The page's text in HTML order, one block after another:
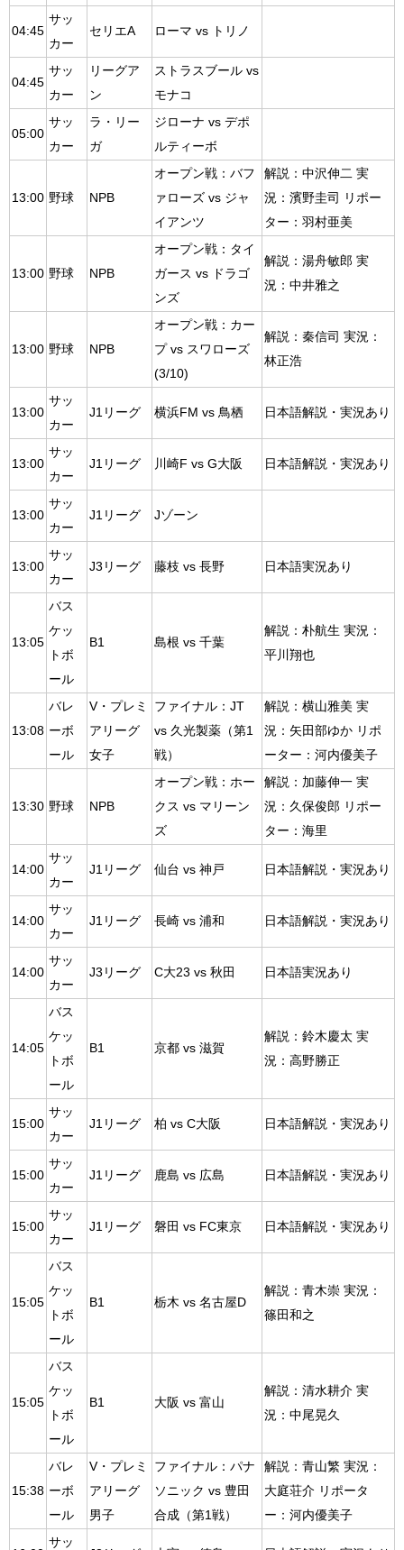
04:45
サッ
カー
セリエA ローマ vs トリノ
04:45
サッ
カー
リーグア
ン
ストラスブール vs
モナコ
05:00
サッ
カー
ラ・リー
ガ
ジローナ vs デポ
ルティーボ
13:00 野球 NPB
オープン戦：バフ
ァローズ vs ジャ
イアンツ
解説：中沢伸二 実
況：濱野圭司 リポー
ター：羽村亜美
13:00 野球 NPB
オープン戦：タイ
ガース vs ドラゴ
ンズ
解説：湯舟敏郎 実
況：中井雅之
13:00 野球 NPB
オープン戦：カー
プ vs スワローズ
(3/10)
解説：秦信司 実況：
林正浩
13:00
サッ
カー
J1リーグ 横浜FM vs 鳥栖 日本語解説・実況あり
13:00
サッ
カー
J1リーグ 川崎F vs G大阪 日本語解説・実況あり
13:00
サッ
カー
J1リーグ Jゾーン
13:00
サッ
カー
J3リーグ 藤枝 vs 長野 日本語実況あり
13:05
バス
ケッ
トボ
ール
B1 島根 vs 千葉
解説：朴航生 実況：
平川翔也
13:08
バレ
ーボ
ール
V・プレミ
アリーグ
女子
ファイナル：JT
vs 久光製薬（第1
戦）
解説：横山雅美 実
況：矢田部ゆか リポ
ーター：河内優美子
13:30 野球 NPB
オープン戦：ホー
クス vs マリーン
ズ
解説：加藤伸一 実
況：久保俊郎 リポー
ター：海里
14:00
サッ
カー
J1リーグ 仙台 vs 神戸 日本語解説・実況あり
14:00
サッ
カー
J1リーグ 長崎 vs 浦和 日本語解説・実況あり
14:00
サッ
カー
J3リーグ C大23 vs 秋田 日本語実況あり
14:05
バス
ケッ
トボ
ール
B1 京都 vs 滋賀
解説：鈴木慶太 実
況：高野勝正
15:00
サッ
カー
J1リーグ 柏 vs C大阪 日本語解説・実況あり
15:00
サッ
カー
J1リーグ 鹿島 vs 広島 日本語解説・実況あり
15:00
サッ
カー
J1リーグ 磐田 vs FC東京 日本語解説・実況あり
15:05
バス
ケッ
トボ
ール
B1 栃木 vs 名古屋D
解説：青木崇 実況：
篠田和之
15:05
バス
ケッ
トボ
ール
B1 大阪 vs 富山
解説：清水耕介 実
況：中尾晃久
15:38
バレ
ーボ
ール
V・プレミ
アリーグ
男子
ファイナル：パナ
ソニック vs 豊田
合成（第1戦）
解説：青山繁 実況：
大庭荘介 リポータ
ー：河内優美子
サッ